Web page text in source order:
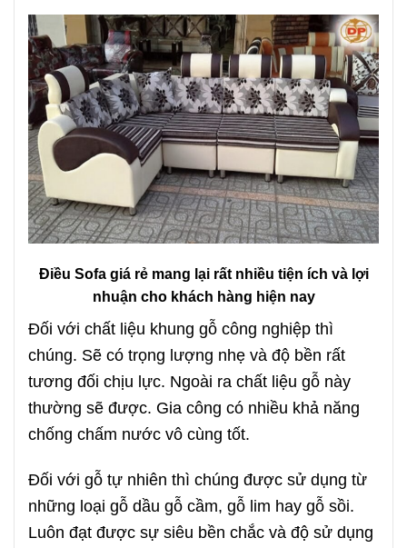
Điều Sofa giá rẻ mang lại rất nhiều tiện ích và lợi
nhuận cho khách hàng hiện nay
Đối với chất liệu khung gỗ công nghiệp thì
chúng. Sẽ có trọng lượng nhẹ và độ bền rất
tương đối chịu lực. Ngoài ra chất liệu gỗ này
thường sẽ được. Gia công có nhiều khả năng
chống chấm nước vô cùng tốt.
Đối với gỗ tự nhiên thì chúng được sử dụng từ
những loại gỗ dầu gỗ cầm, gỗ lim hay gỗ sồi.
Luôn đạt được sự siêu bền chắc và độ sử dụng